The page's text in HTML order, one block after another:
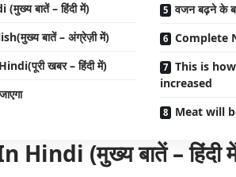
बातें – हिंदी में)
बातें – अंग्रेज़ी में)
खबर – हिंदी में)
वजन बढ़ने के
Complete
This is
increased
Meat will
(मुख्य बातें – हिंदी